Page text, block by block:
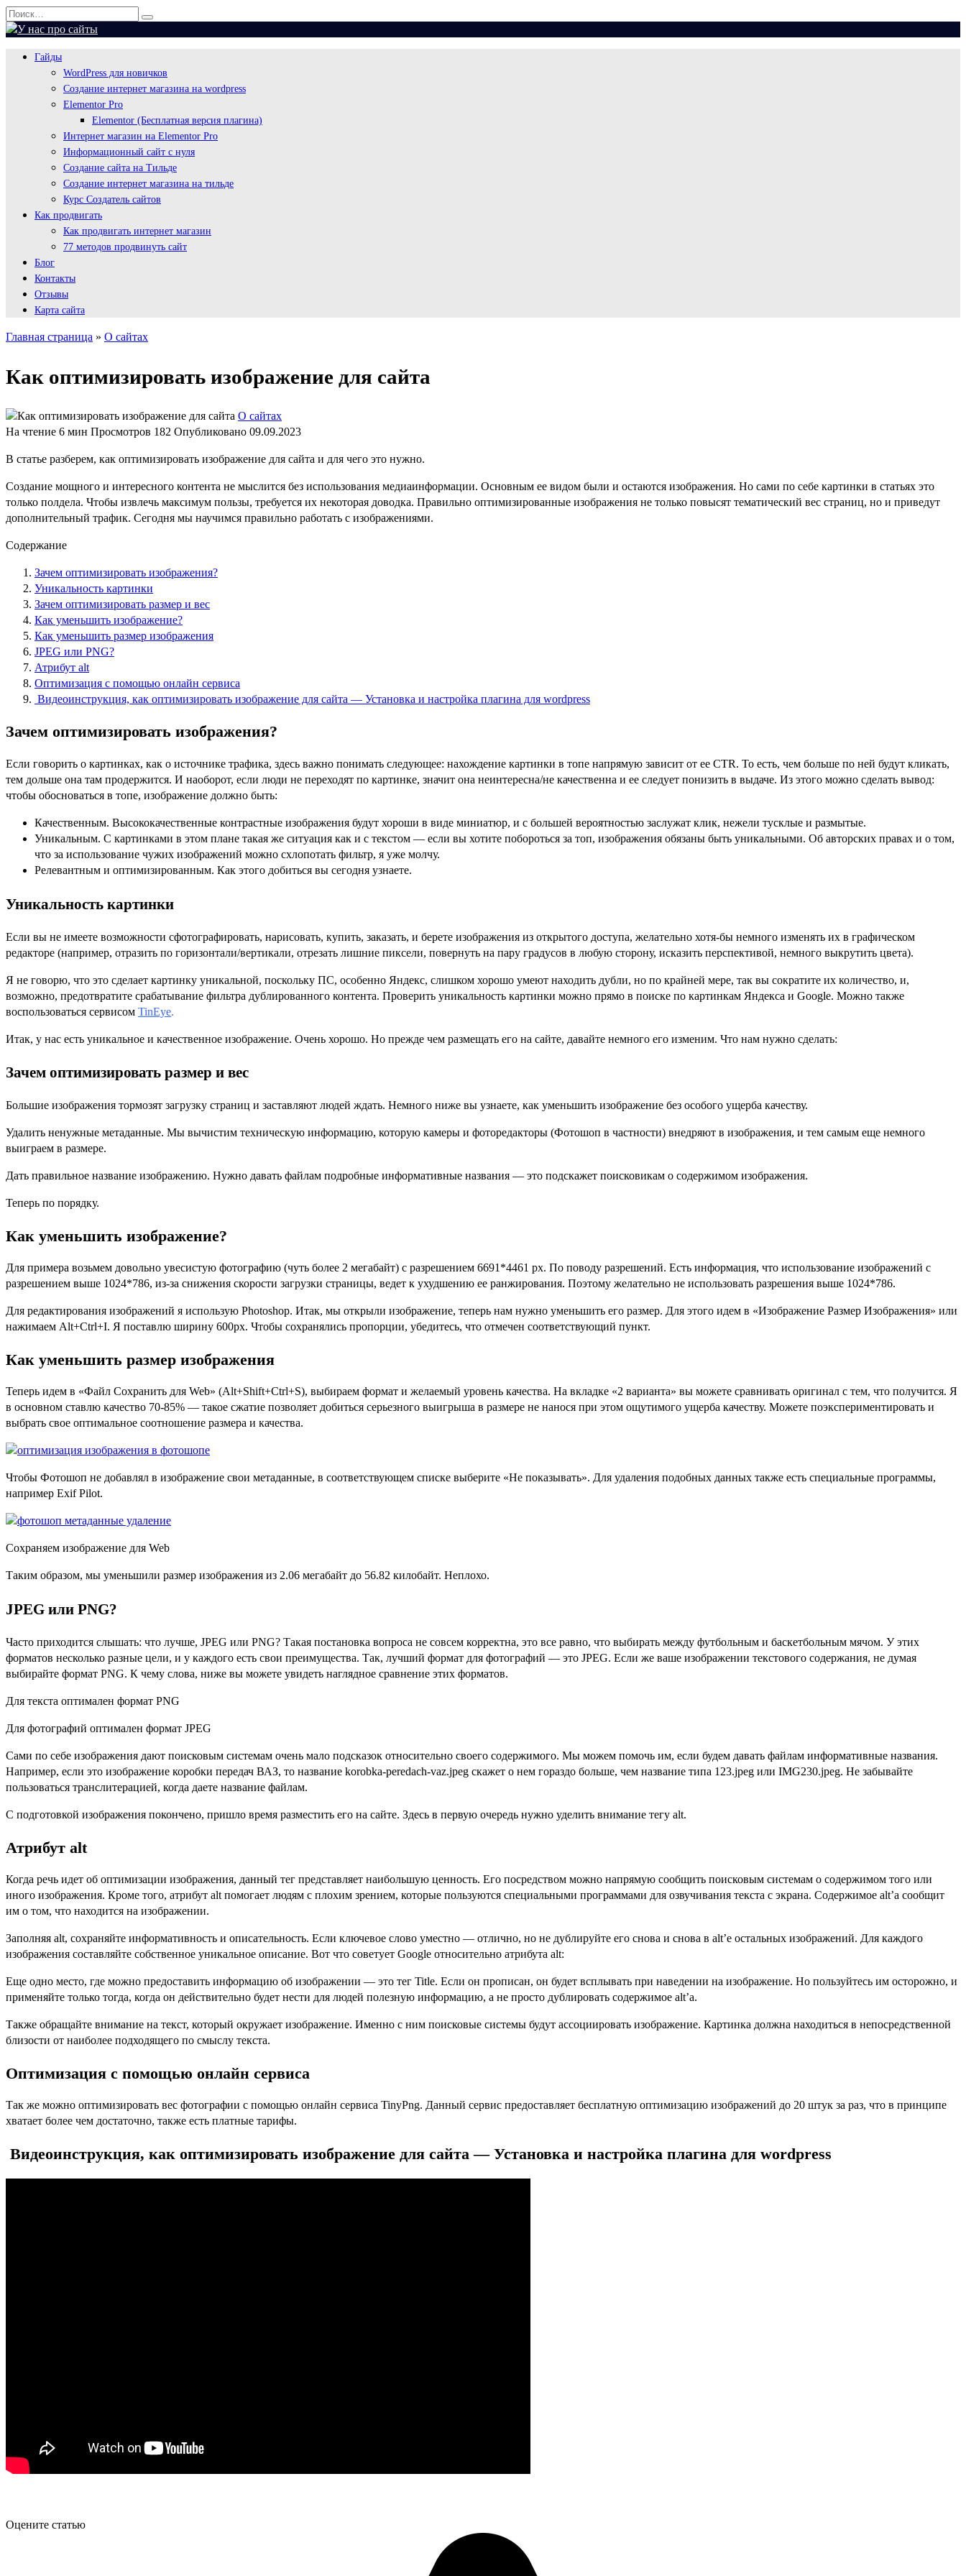
Перейти
к
Search
for:
Гайды
WordPress для новичков
Создание интернет магазина на wordpress
Elementor Pro
Elementor (Бесплатная версия плагина)
Интернет магазин на Elementor Pro
Информационный сайт с нуля
Создание сайта на Тильде
Создание интернет магазина на тильде
Курс Создатель сайтов
Как продвигать
Как продвигать интернет магазин
77 методов продвинуть сайт
Блог
Контакты
Отзывы
Карта сайта
Главная страница » О сайтах
Как оптимизировать изображение для сайта
О сайтах
На чтение 6 мин Просмотров 182 Опубликовано 09.09.2023
В статье разберем, как оптимизировать изображение для сайта и для чего это нужно.
Создание мощного и интересного контента не мыслится без использования медиаинформации. Основным ее видом были и остаются изображения. Но сами по себе картинки в статьях это
только полдела. Чтобы извлечь максимум пользы, требуется их некоторая доводка. Правильно оптимизированные изображения не только повысят тематический вес страниц, но и приведут
дополнительный трафик. Сегодня мы научимся правильно работать с изображениями.
Содержание
Зачем оптимизировать изображения?
Уникальность картинки
Зачем оптимизировать размер и вес
Как уменьшить изображение?
Как уменьшить размер изображения
JPEG или PNG?
Атрибут alt
Оптимизация с помощью онлайн сервиса
Видеоинструкция, как оптимизировать изображение для сайта — Установка и настройка плагина для wordpress
Зачем оптимизировать изображения?
Если говорить о картинках, как о источнике трафика, здесь важно понимать следующее: нахождение картинки в топе напрямую зависит от ее CTR. То есть, чем больше по ней будут кликать,
тем дольше она там продержится. И наоборот, если люди не переходят по картинке, значит она неинтересна/не качественна и ее следует понизить в выдаче. Из этого можно сделать вывод:
чтобы обосноваться в топе, изображение должно быть:
Качественным. Высококачественные контрастные изображения будут хороши в виде миниатюр, и с большей вероятностью заслужат клик, нежели тусклые и размытые.
Уникальным. С картинками в этом плане такая же ситуация как и с текстом — если вы хотите побороться за топ, изображения обязаны быть уникальными. Об авторских правах и о том,
что за использование чужих изображений можно схлопотать фильтр, я уже молчу.
Релевантным и оптимизированным. Как этого добиться вы сегодня узнаете.
Уникальность картинки
Если вы не имеете возможности сфотографировать, нарисовать, купить, заказать, и берете изображения из открытого доступа, желательно хотя-бы немного изменять их в графическом
редакторе (например, отразить по горизонтали/вертикали, отрезать лишние пиксели, повернуть на пару градусов в любую сторону, исказить перспективой, немного выкрутить цвета).
Я не говорю, что это сделает картинку уникальной, поскольку ПС, особенно Яндекс, слишком хорошо умеют находить дубли, но по крайней мере, так вы сократите их количество, и,
возможно, предотвратите срабатывание фильтра дублированного контента. Проверить уникальность картинки можно прямо в поиске по картинкам Яндекса и Google. Можно также
воспользоваться сервисом TinEye.
Итак, у нас есть уникальное и качественное изображение. Очень хорошо. Но прежде чем размещать его на сайте, давайте немного его изменим. Что нам нужно сделать:
Зачем оптимизировать размер и вес
Большие изображения тормозят загрузку страниц и заставляют людей ждать. Немного ниже вы узнаете, как уменьшить изображение без особого ущерба качеству.
Удалить ненужные метаданные. Мы вычистим техническую информацию, которую камеры и фоторедакторы (Фотошоп в частности) внедряют в изображения, и тем самым еще немного
выиграем в размере.
Дать правильное название изображению. Нужно давать файлам подробные информативные названия — это подскажет поисковикам о содержимом изображения.
Теперь по порядку.
Как уменьшить изображение?
Для примера возьмем довольно увесистую фотографию (чуть более 2 мегабайт) с разрешением 6691*4461 px. По поводу разрешений. Есть информация, что использование изображений с
разрешением выше 1024*786, из-за снижения скорости загрузки страницы, ведет к ухудшению ее ранжирования. Поэтому желательно не использовать разрешения выше 1024*786.
Для редактирования изображений я использую Photoshop. Итак, мы открыли изображение, теперь нам нужно уменьшить его размер. Для этого идем в «Изображение Размер Изображения» или
нажимаем Alt+Ctrl+I. Я поставлю ширину 600px. Чтобы сохранялись пропорции, убедитесь, что отмечен соответствующий пункт.
Как уменьшить размер изображения
Теперь идем в «Файл Сохранить для Web» (Alt+Shift+Ctrl+S), выбираем формат и желаемый уровень качества. На вкладке «2 варианта» вы можете сравнивать оригинал с тем, что получится. Я
в основном ставлю качество 70-85% — такое сжатие позволяет добиться серьезного выигрыша в размере не нанося при этом ощутимого ущерба качеству. Можете поэкспериментировать и
выбрать свое оптимальное соотношение размера и качества.
Чтобы Фотошоп не добавлял в изображение свои метаданные, в соответствующем списке выберите «Не показывать». Для удаления подобных данных также есть специальные программы,
например Exif Pilot.
Сохраняем изображение для Web
Таким образом, мы уменьшили размер изображения из 2.06 мегабайт до 56.82 килобайт. Неплохо.
JPEG или PNG?
Часто приходится слышать: что лучше, JPEG или PNG? Такая постановка вопроса не совсем корректна, это все равно, что выбирать между футбольным и баскетбольным мячом. У этих
форматов несколько разные цели, и у каждого есть свои преимущества. Так, лучший формат для фотографий — это JPEG. Если же ваше изображении текстового содержания, не думая
выбирайте формат PNG. К чему слова, ниже вы можете увидеть наглядное сравнение этих форматов.
Для текста оптимален формат PNG
Для фотографий оптимален формат JPEG
Сами по себе изображения дают поисковым системам очень мало подсказок относительно своего содержимого. Мы можем помочь им, если будем давать файлам информативные названия.
Например, если это изображение коробки передач ВАЗ, то название korobka-peredach-vaz.jpeg скажет о нем гораздо больше, чем название типа 123.jpeg или IMG230.jpeg. Не забывайте
пользоваться транслитерацией, когда даете название файлам.
С подготовкой изображения покончено, пришло время разместить его на сайте. Здесь в первую очередь нужно уделить внимание тегу alt.
Атрибут alt
Когда речь идет об оптимизации изображения, данный тег представляет наибольшую ценность. Его посредством можно напрямую сообщить поисковым системам о содержимом того или
иного изображения. Кроме того, атрибут alt помогает людям с плохим зрением, которые пользуются специальными программами для озвучивания текста с экрана. Содержимое alt’а сообщит
им о том, что находится на изображении.
Заполняя alt, cохраняйте информативность и описательность. Если ключевое слово уместно — отлично, но не дублируйте его снова и снова в alt’е остальных изображений. Для каждого
изображения составляйте собственное уникальное описание. Вот что советует Google относительно атрибута alt:
Еще одно место, где можно предоставить информацию об изображении — это тег Title. Если он прописан, он будет всплывать при наведении на изображение. Но пользуйтесь им осторожно, и
применяйте только тогда, когда он действительно будет нести для людей полезную информацию, а не просто дублировать содержимое alt’а.
Также обращайте внимание на текст, который окружает изображение. Именно с ним поисковые системы будут ассоциировать изображение. Картинка должна находиться в непосредственной
близости от наиболее подходящего по смыслу текста.
Оптимизация с помощью онлайн сервиса
Так же можно оптимизировать вес фотографии с помощью онлайн сервиса TinyPng. Данный сервис предоставляет бесплатную оптимизацию изображений до 20 штук за раз, что в принципе
хватает более чем достаточно, также есть платные тарифы.
Видеоинструкция, как оптимизировать изображение для сайта — Установка и настройка плагина для wordpress
Оцените статью